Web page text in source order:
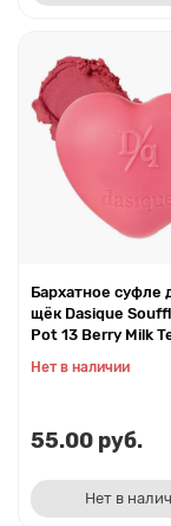
Бархатное суфле
щёк Dasique
Pot 13 Berry Milk
Нет в наличии
55.00 руб.
Нет в